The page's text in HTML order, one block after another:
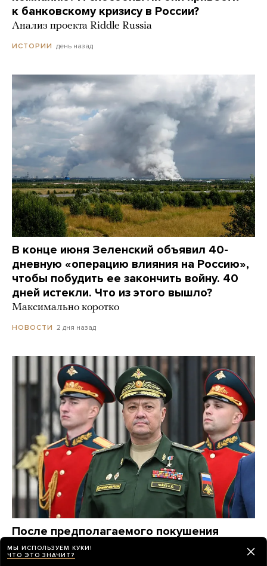
к банковскому кризису в России?
Анализ проекта Riddle Russia
ИСТОРИИ день назад
В конце июня Зеленский объявил 40-
дневную «операцию влияния на Россию»,
чтобы побудить ее закончить войну. 40
дней истекли. Что из этого вышло?
Максимально коротко
НОВОСТИ 2 дня назад
После предполагаемого покушения
на главкома ВКС Александра Чайко
прошло три дня. Что мы знаем
МЫ ИСПОЛЬЗУЕМ КУКИ!
ЧТО ЭТО ЗНАЧИТ?